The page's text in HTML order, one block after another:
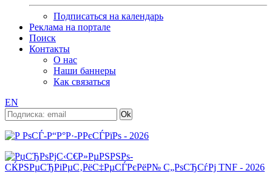
Подписаться на календарь
Реклама на портале
Поиск
Контакты
О нас
Наши баннеры
Как связаться
EN